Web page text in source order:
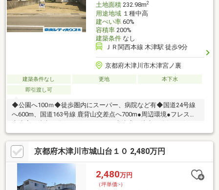
土地面積232.98m2
用途地域１種中高
建ぺい率60%
容積率200%
建築条件なし
ＪＲ関西本線 木津駅 徒歩9分
京都府木津川市木津宮ノ裏
建築条件なし 更地
本下水
即引渡し可
◆公園へ100ｍ◆徒歩圏内にスーパー、病院など有◆国道24号線
へ600m、国道163号線 鹿背山交差点へ700m●周辺環境●フレスコ
木津店へ徒歩11分(850m)～サンディ木津店へ徒歩12分(960m)～ス
ーパーセンターPLANTへ車4分(2km)～コスモス城山台店へ車5分
(2.4km)～京都山城総合医療センターへ徒歩12分(950m)～常盤公
園へ徒歩2分(100m)～国道24号線へ車1分(600m)～国道163号線 鹿
背山交差点へ車2分(700km)～木津川市立木津小学校へ徒歩19分
(1450m)～木津川市立木津中学校へ徒歩31分(2480m)
京都府木津川市城山台１０ 2,480万円
2,480万円
（坪単価:-）